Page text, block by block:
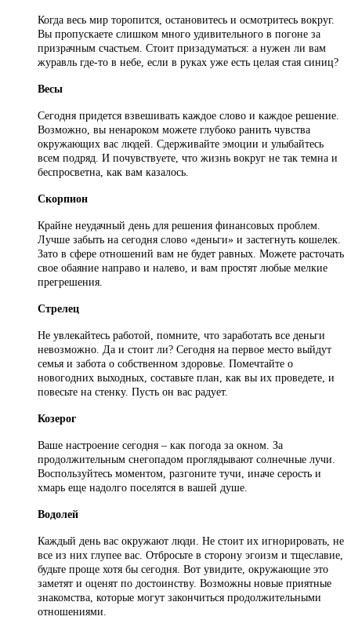
Когда весь мир торопится, остановитесь и осмотритесь вокруг.
Вы пропускаете слишком много удивительного в погоне за
призрачным счастьем. Стоит призадуматься: а нужен ли вам
журавль где-то в небе, если в руках уже есть целая стая синиц?
Весы
Сегодня придется взвешивать каждое слово и каждое решение.
Возможно, вы ненароком можете глубоко ранить чувства
окружающих вас людей. Сдерживайте эмоции и улыбайтесь
всем подряд. И почувствуете, что жизнь вокруг не так темна и
беспросветна, как вам казалось.
Скорпион
Крайне неудачный день для решения финансовых проблем.
Лучше забыть на сегодня слово «деньги» и застегнуть кошелек.
Зато в сфере отношений вам не будет равных. Можете расточать
свое обаяние направо и налево, и вам простят любые мелкие
прегрешения.
Стрелец
Не увлекайтесь работой, помните, что заработать все деньги
невозможно. Да и стоит ли? Сегодня на первое место выйдут
семья и забота о собственном здоровье. Помечтайте о
новогодних выходных, составьте план, как вы их проведете, и
повесьте на стенку. Пусть он вас радует.
Козерог
Ваше настроение сегодня – как погода за окном. За
продолжительным снегопадом проглядывают солнечные лучи.
Воспользуйтесь моментом, разгоните тучи, иначе серость и
хмарь еще надолго поселятся в вашей душе.
Водолей
Каждый день вас окружают люди. Не стоит их игнорировать, не
все из них глупее вас. Отбросьте в сторону эгоизм и тщеславие,
будьте проще хотя бы сегодня. Вот увидите, окружающие это
заметят и оценят по достоинству. Возможны новые приятные
знакомства, которые могут закончиться продолжительными
отношениями.